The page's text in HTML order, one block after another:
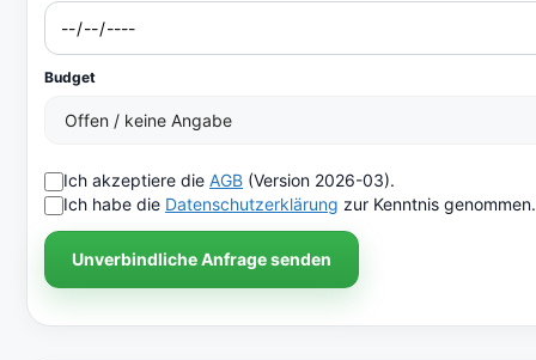
Budget
Ich akzeptiere die AGB (Version 2026-03).
Ich habe die Datenschutzerklärung zur Kenntnis genommen.
Unverbindliche Anfrage senden